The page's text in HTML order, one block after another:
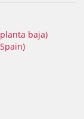
baja)